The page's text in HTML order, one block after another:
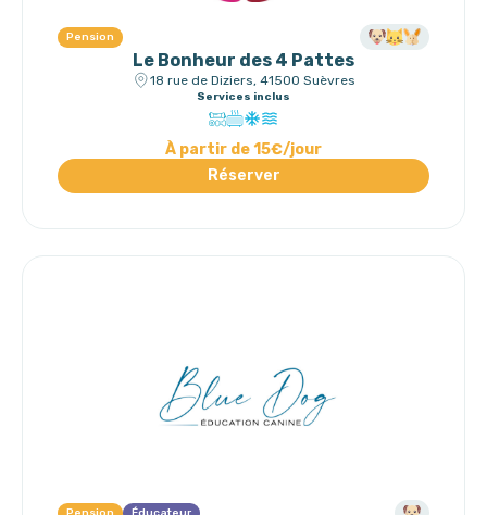
Pension
Le Bonheur des 4 Pattes
18 rue de Diziers, 41500 Suèvres
Services inclus
À partir de 15€/jour
Réserver
Pension Éducateur